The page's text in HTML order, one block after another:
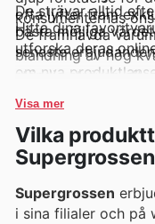
konsumenternas
ofta lyfter fram
De framhävda
blandning av hög
ständig strävan
kunder, vilket gör
De strävar alltid
bästa möjliga
senaste
om nya
Hitta dina
utforska deras
Visa mer
Vilka
Supergrossen
i sina filialer och på